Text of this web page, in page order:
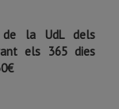
la UdL dels
els 365 dies